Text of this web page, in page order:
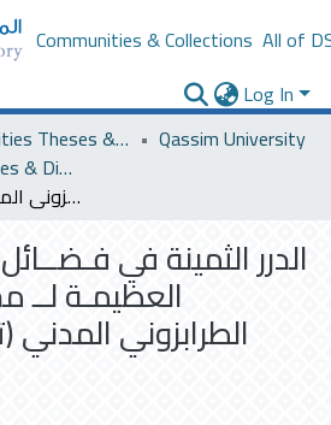
Communities & Collections All of
Log In
Saudi Universities Theses & Dissertations
Qassim University
Postgraduate Theses & Dissertations
الدرر الثمينة في فـضــائل الآيـات والسـور العظيمـة لــ محمد بن محمود الطرابزوني المدني (تحقيقًا ودراسة)
الدرر الثمينة في
العظيمـة
الطرابزوني